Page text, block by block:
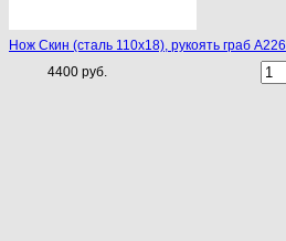
Нож Скин (сталь 110х18), рукоять граб A226
4400 руб.